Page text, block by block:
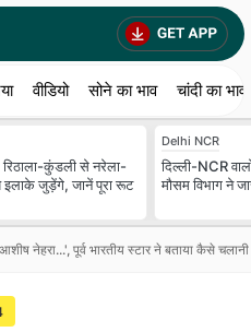
वीडियो सोने का भाव चांदी का भाव
रिठाला-कुंडली से नरेला-
इलाके जुड़ेंगे, जानें पूरा रूट
Delhi NCR
दिल्ली-NCR
मौसम विभाग ने
नेहरा...', पूर्व भारतीय स्टार ने बताया कैसे